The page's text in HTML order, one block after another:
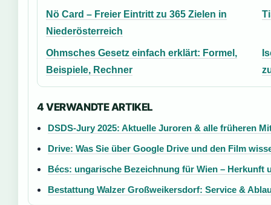
Nö Card – Freier Eintritt zu 365 Zielen in
Niederösterreich
Ohmsches Gesetz einfach erklärt: Formel,
Beispiele, Rechner
4 VERWANDTE ARTIKEL
DSDS-Jury 2025: Aktuelle Juroren & alle früheren
Drive: Was Sie über Google Drive und den Film
Bécs: ungarische Bezeichnung für Wien – Herkunft
Bestattung Walzer Großweikersdorf: Service &